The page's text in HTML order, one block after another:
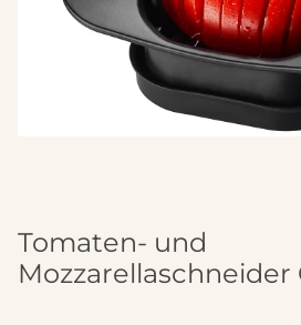
Tomaten- und
Mozzarellaschneider